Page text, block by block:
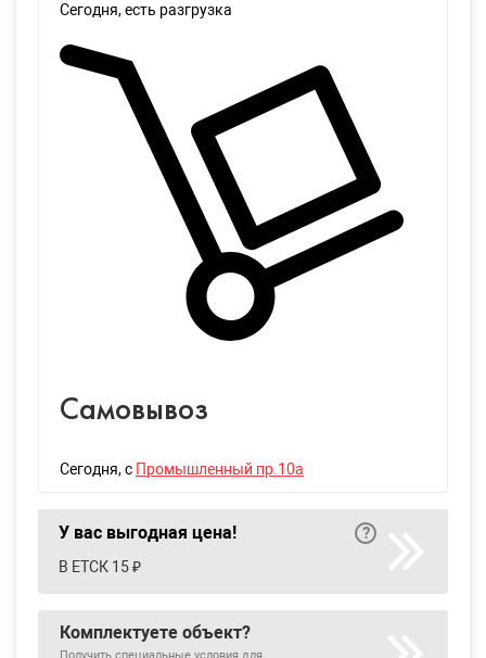
Сегодня, есть разгрузка
Самовывоз
Сегодня, с Промышленный пр.10а
У вас выгодная цена!
В ЕТСК 15 ₽
Комплектуете объект?